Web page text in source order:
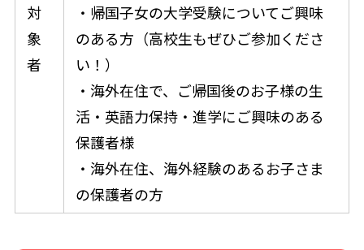
対
象
者
・帰国子女の大学受験についてご興味
のある方（高校生もぜひご参加くださ
い！）
・海外在住で、ご帰国後のお子様の生
活・英語力保持・進学にご興味のある
保護者様
・海外在住、海外経験のあるお子さま
の保護者の方